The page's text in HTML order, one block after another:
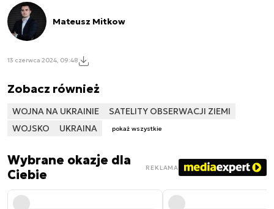
Mateusz Mitkow
13 czerwca 2024, 09:48
Zobacz również
WOJNA NA UKRAINIE
SATELITY OBSERWACJI ZIEMI
WOJSKO
UKRAINA pokaż wszystkie
Wybrane okazje dla
Ciebie
REKLAMA